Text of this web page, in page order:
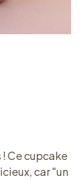
Ce cupcake
car "un